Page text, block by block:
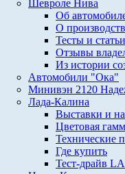
Шевроле Нива
Об
О
Тесты и статьи
Отзывы
Из истории
Автомобили "Ока"
Минивэн 2120
Лада-Калина
Выставки и
Цветовая
Технические
Где купить
Тест-драйв